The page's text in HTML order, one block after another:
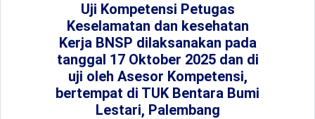
Uji Kompetensi Petugas
Keselamatan dan kesehatan
Kerja BNSP dilaksanakan pada
tanggal 17 Oktober 2025 dan di
uji oleh Asesor Kompetensi,
bertempat di TUK Bentara Bumi
Lestari, Palembang